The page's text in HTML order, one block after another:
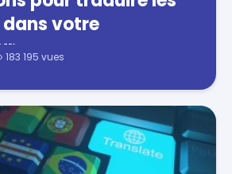
votre
183 195 vues